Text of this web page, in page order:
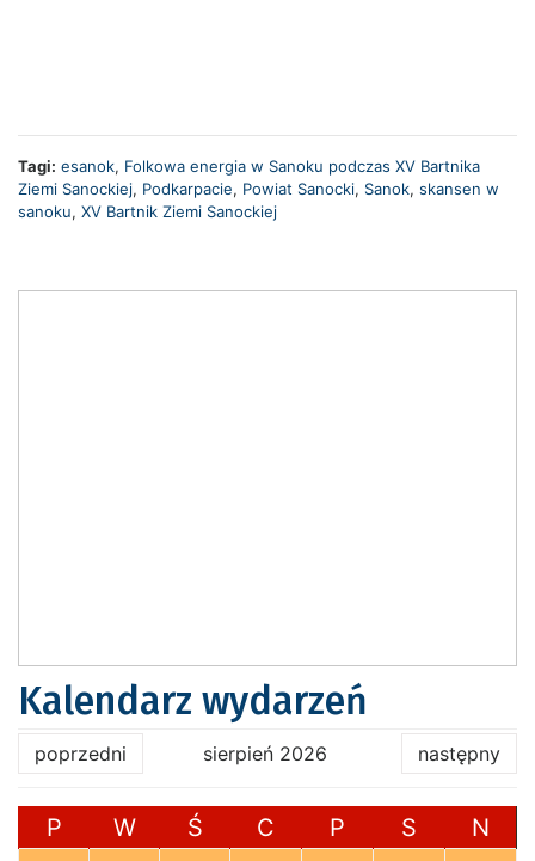
Tagi: esanok, Folkowa energia w Sanoku podczas XV Bartnika
Ziemi Sanockiej, Podkarpacie, Powiat Sanocki, Sanok, skansen w
sanoku, XV Bartnik Ziemi Sanockiej
Kalendarz wydarzeń
poprzedni sierpień 2026 następny
P W Ś C P S N